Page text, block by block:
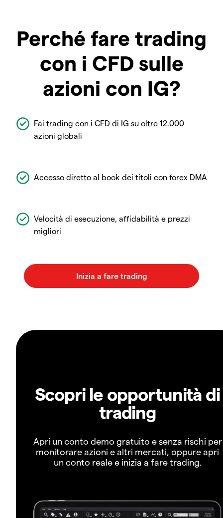
Perché fare trading
con i CFD sulle
azioni con IG?
Fai trading con i CFD di IG su oltre 12.000
azioni globali
Accesso diretto al book dei titoli con forex DMA
Velocità di esecuzione, affidabilità e prezzi
migliori
Scopri le opportunità di
trading
Apri un conto demo gratuito e senza rischi per
monitorare azioni e altri mercati, oppure apri
un conto reale e inizia a fare trading.